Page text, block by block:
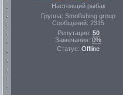
Настоящий рыбак
Группа: Smolfishing group
Сообщений: 2315
Репутация: 50
Замечания: 0%
Статус: Offline